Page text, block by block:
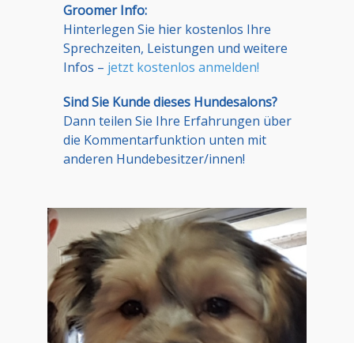
Groomer Info:
Hinterlegen Sie hier kostenlos Ihre
Sprechzeiten, Leistungen und weitere
Infos – jetzt kostenlos anmelden!
Sind Sie Kunde dieses Hundesalons?
Dann teilen Sie Ihre Erfahrungen über
die Kommentarfunktion unten mit
anderen Hundebesitzer/innen!